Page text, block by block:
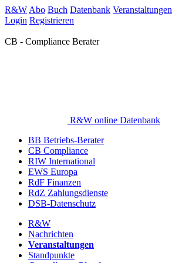
R&W Abo Buch Datenbank Veranstaltungen
Login Registrieren
CB - Compliance Berater
R&W online Datenbank
BB Betriebs-Berater
CB Compliance
RIW International
EWS Europa
RdF Finanzen
RdZ Zahlungsdienste
DSB-Datenschutz
R&W
Nachrichten
Veranstaltungen
Standpunkte